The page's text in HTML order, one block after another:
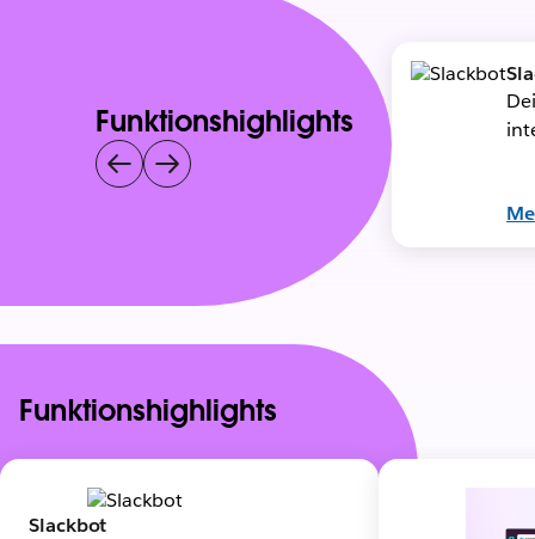
Funktionshighlights
Funktionshighlights
Slackbot